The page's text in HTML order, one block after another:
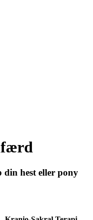
hest eller pony